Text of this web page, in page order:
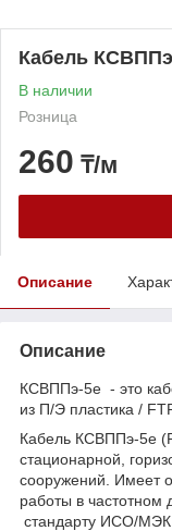
Кабель
В наличии
Розница
260 ₸/м
Описание
Описание
КСВППэ-5е - это
из П/Э пластика /
Кабель КСВППэ-5е
стационарной,
сооружений. Имеет
работы в частотном
стандарту ИСО/МЭК